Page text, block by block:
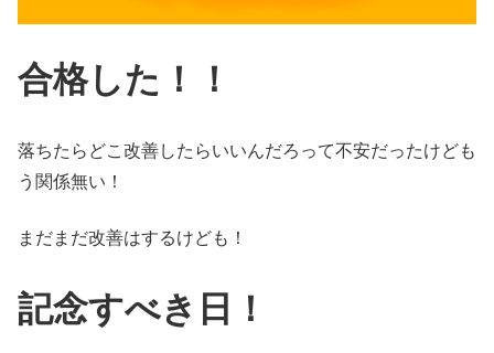
合格した！！
落ちたらどこ改善したらいいんだろって不安だったけども
う関係無い！
まだまだ改善はするけども！
記念すべき日！